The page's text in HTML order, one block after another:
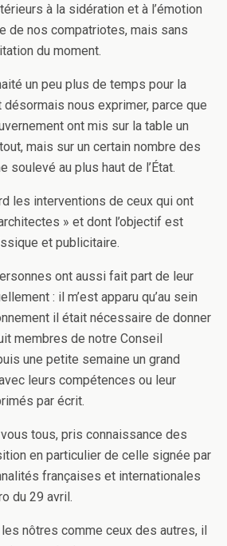
à la sidération et à l’émotion
de nos compatriotes, mais sans
du moment.
un peu plus de temps pour la
nous exprimer, parce que
ont mis sur la table un
mais sur un certain nombre des
soulevé au plus haut de l’État.
les interventions de ceux qui ont
» et dont l’objectif est
et publicitaire.
ont aussi fait part de leur
: il m’est apparu qu’au sein
il était nécessaire de donner
membres de notre Conseil
une petite semaine un grand
leurs compétences ou leur
par écrit.
tous, pris connaissance des
en particulier de celle signée par
françaises et internationales
du 29 avril.
nôtres comme ceux des autres, il